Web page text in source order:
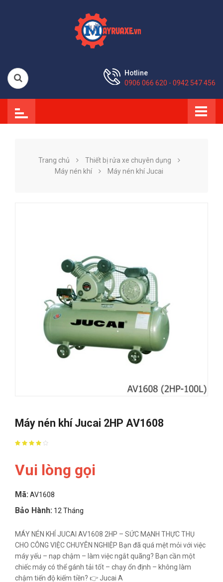
Hotline
0906 066 620 - 0942 547 456
Trang chủ
Thiết bị rửa xe chuyên dụng
Máy nén khí
Máy nén khí Jucai
Máy nén khí Jucai 2HP AV1608
Vui lòng gọi
Mã: AV1608
Bảo Hành: 12 Tháng
MÁY NÉN KHÍ JUCAI AV1608 2HP – SỨC MẠNH THỰC THỤ
CHO CÔNG VIỆC CHUYÊN NGHIỆP Bạn đã quá mệt mỏi với việc
máy yếu – nạp chậm – làm việc ngắt quãng? Bạn cần một
chiếc máy có thể gánh tải tốt – chạy ổn định – không làm
chậm tiến độ kiếm tiền? 👉 Jucai A